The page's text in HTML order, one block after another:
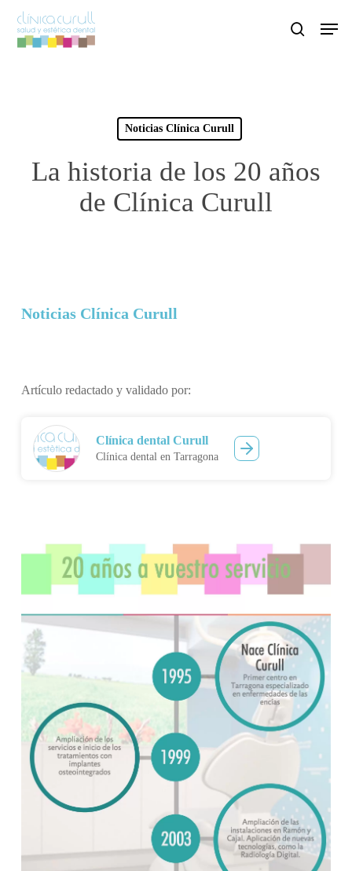
search
Menu
Noticias Clínica Curull
La historia de los 20 años
de Clínica Curull
Noticias Clínica Curull
Artículo redactado y validado por:
Clínica dental Curull
Clínica dental en Tarragona